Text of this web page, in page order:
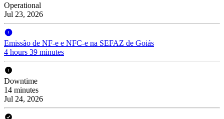
Operational
Jul 23, 2026
Emissão de NF-e e NFC-e na SEFAZ de Goiás
4 hours 39 minutes
Downtime
14 minutes
Jul 24, 2026